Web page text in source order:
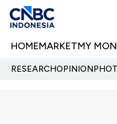
HOMEMARKETMY
RESEARCHOPINION